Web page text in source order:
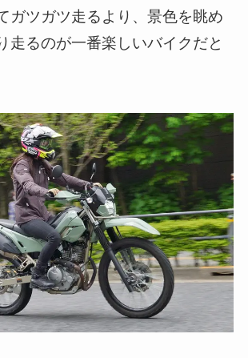
ガツガツ走るより、景色を眺め
走るのが一番楽しいバイクだと